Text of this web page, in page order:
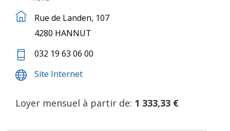
Rue de Landen, 107
4280 HANNUT
032 19 63 06 00
Site Internet
Loyer mensuel à partir de: 1 333,33 €